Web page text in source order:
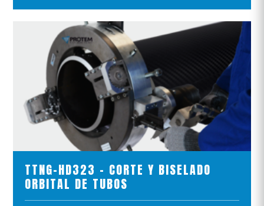
TTNG-HD323 - CORTE Y BISELADO
ORBITAL DE TUBOS
VER EL PRODUCTO